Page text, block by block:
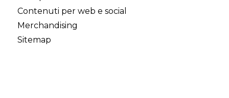
Contenuti per web e social
Merchandising
Sitemap